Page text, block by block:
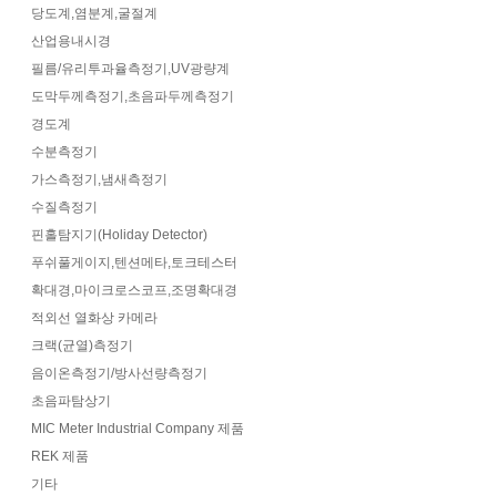
당도계,염분계,굴절계
산업용내시경
필름/유리투과율측정기,UV광량계
도막두께측정기,초음파두께측정기
경도계
수분측정기
가스측정기,냄새측정기
수질측정기
핀홀탐지기(Holiday Detector)
푸쉬풀게이지,텐션메타,토크테스터
확대경,마이크로스코프,조명확대경
적외선 열화상 카메라
크랙(균열)측정기
음이온측정기/방사선량측정기
초음파탐상기
MIC Meter Industrial Company 제품
REK 제품
기타